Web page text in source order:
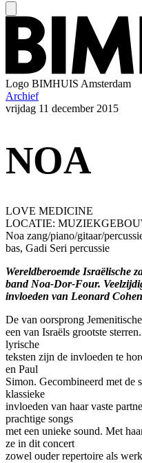
Logo BIMHUIS Amsterdam
Archief
vrijdag 11 december 2015
NOA
LOVE MEDICINE
LOCATIE:
Noa zang/piano/gitaar/
bas, Gadi Seri percussie
Wereldberoemde Israëlische
band Noa-Dor-Four.
invloeden van Leonard
De van oorsprong
een van Israëls grootste
lyrische
teksten zijn de invloeden te
en Paul
Simon. Gecombineerd met de
klassieke
invloeden van haar vaste
prachtige songs
met een unieke sound. Met
ze in dit concert
zowel ouder repertoire als